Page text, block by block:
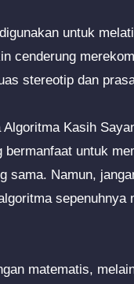
untuk
cenderung
stereotip dan
Kasih
untuk
sama. Namun,
sepenuhnya
matematis,